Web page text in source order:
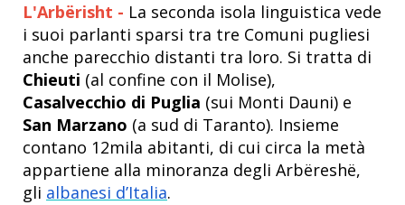
L'Arbërisht - La seconda isola linguistica vede
i suoi parlanti sparsi tra tre Comuni pugliesi
anche parecchio distanti tra loro. Si tratta di
Chieuti (al confine con il Molise),
Casalvecchio di Puglia (sui Monti Dauni) e
San Marzano (a sud di Taranto). Insieme
contano 12mila abitanti, di cui circa la metà
appartiene alla minoranza degli Arbëreshë,
gli albanesi d’Italia.